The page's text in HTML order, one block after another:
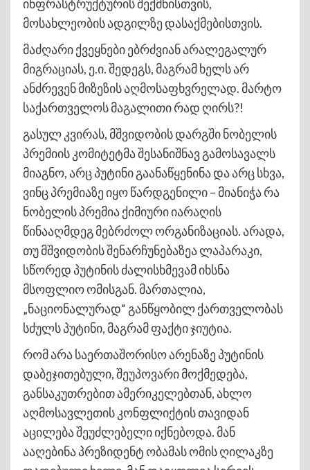
ინფრასტრუქტურის შექმნისთვის,
მოსახლეობის ადგილზე დასაქმებისთვის.
მაძღარი ქვეყნები ებრძვიან არალეგალურ
მიგრაციას, ე.ი. შედეგს, მაგრამ ხელს არ
ანძრევენ მიზეზის აღმოსაფხვრელად. მარტო
საქართველოს მაგალითი რად ღირს?!
გასულ კვირას, მშვიდობის დარგში ნობელის
პრემიის კომიტეტმა შესანიშნავ გამოსავალს
მიაგნო, არც პუტინი გაანაწყენინა და არც სხვა,
ვინც პრემიაზე იყო წარდგენილი – მიანიჭა რა
ნობელის პრემია ქიმიური იარაღის
წინააღმდეგ მებრძოლ ორგანიზაციას. არადა,
თუ მშვიდობის შენარჩუნებაზეა ლაპარაკი,
სწორედ პუტინის ძალისხმევამ იხსნა
მსოფლიო ომისგან. მართალია,
„ნაციონალურად“ განწყობილ ქართველობას
სძულს პუტინი, მაგრამ ფაქტი ჯიუტია.
რომ არა საერთაშორისო არენაზე პუტინის
დაბეჯითებული, შეუპოვარი მოქმედება,
განსაკუთრებით ამერიკელებთან, ახლო
აღმოსავლეთის კონფლიქტის თავიდან
აცილება შეუძლებელი იქნებოდა. მან
ააღებინა პრეზიდენტ ობამას ომის ღილაკზე